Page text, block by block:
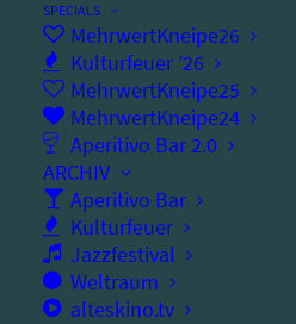
SPECIALS
MehrwertKneipe26
Kulturfeuer ’26
MehrwertKneipe25
MehrwertKneipe24
Aperitivo Bar 2.0
ARCHIV
Aperitivo Bar
Kulturfeuer
Jazzfestival
Weltraum
alteskino.tv
StandUpComedy #1 (2026)
Freitag, 23.01.2026
Ort: